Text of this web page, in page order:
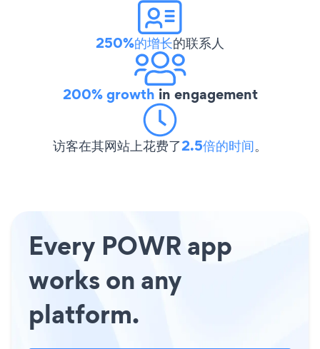
250%的增长的联系人
200% growth in engagement
访客在其网站上花费了2.5倍的时间。
Every POWR app
works on any
platform.